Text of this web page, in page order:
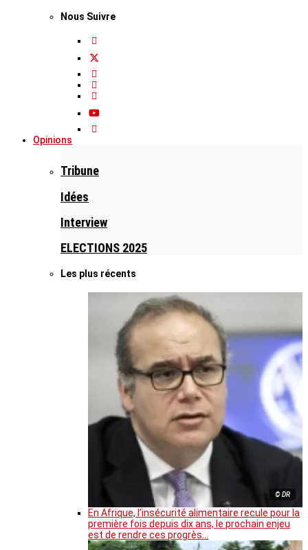
Nous Suivre
Opinions
Tribune
Idées
Interview
ELECTIONS 2025
Les plus récents
© DR
En Afrique, l’insécurité alimentaire recule pour la
première fois depuis dix ans, le prochain enjeu
est de rendre ces progrès…